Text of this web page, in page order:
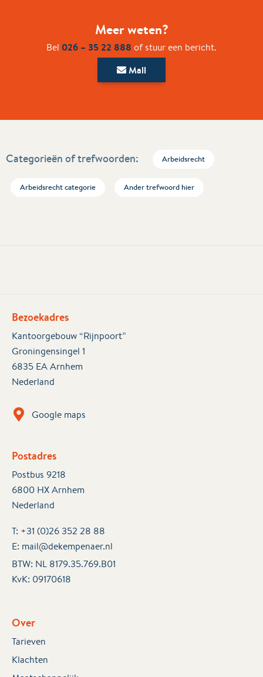
Meer weten?
Bel 026 – 35 22 888 of stuur een bericht.
Mail
Categorieën of trefwoorden: Arbeidsrecht
Arbeidsrecht categorie Ander trefwoord hier
Bezoekadres
Kantoorgebouw “Rijnpoort”
Groningensingel 1
6835 EA Arnhem
Nederland
Google maps
Postadres
Postbus 9218
6800 HX Arnhem
Nederland
T: +31 (0)26 352 28 88
E: mail@dekempenaer.nl
BTW: NL 8179.35.769.B01
KvK: 09170618
Over
Tarieven
Klachten